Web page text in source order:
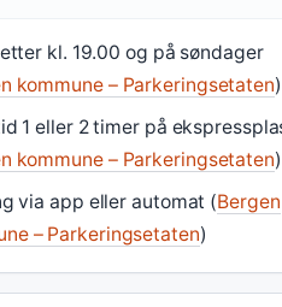
kl. 19.00 og på søndager
kommune – Parkeringsetaten)
1 eller 2 timer på
kommune – Parkeringsetaten)
via app eller automat (Bergen
– Parkeringsetaten)